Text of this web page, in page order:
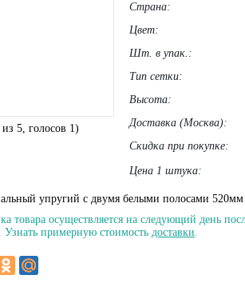
из 5, голосов 1)
Страна:
Цвет:
Шт. в упак.:
Тип сетки:
Высота:
Доставка (Москва):
Скидка при покупке:
Цена 1 штука:
упругий с двумя белыми полосами 520мм
товара осуществляется на следующий день
Узнать примерную стоимость доставки.